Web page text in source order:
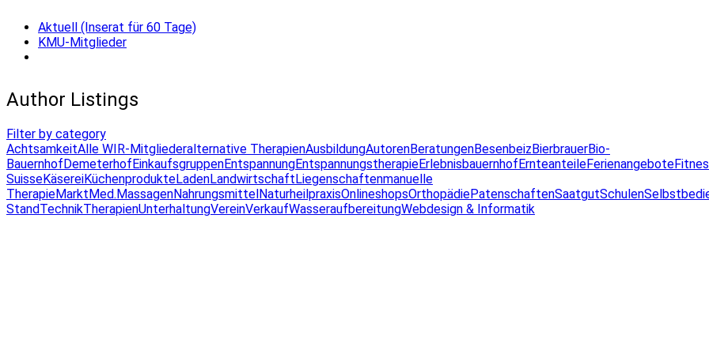
Aktuell (Inserat für 60 Tage)
KMU-Mitglieder
Author Listings
Filter by category
AchtsamkeitAlle WIR-Mitgliederalternative TherapienAusbildungAutorenBeratungenBesenbeizBierbrauerBio-
BauernhofDemeterhofEinkaufsgruppenEntspannungEntspannungstherapieErlebnisbauernhofErnteanteileFerienangebote
SuisseKäsereiKüchenprodukteLadenLandwirtschaftLiegenschaftenmanuelle
TherapieMarktMed.MassagenNahrungsmittelNaturheilpraxisOnlineshopsOrthopädiePatenschaftenSaatgutSchulen
StandTechnikTherapienUnterhaltungVereinVerkaufWasseraufbereitungWebdesign & Informatik